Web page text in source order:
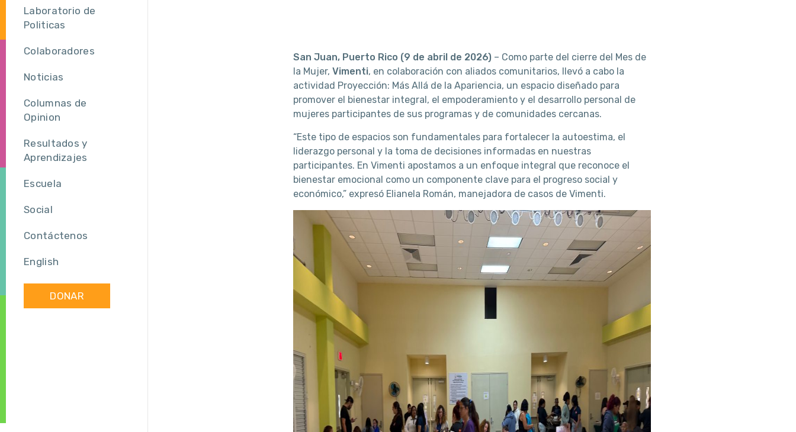
Laboratorio de
Politicas
Colaboradores
Noticias
Columnas de
Opinion
Resultados y
Aprendizajes
Escuela
Social
Contáctenos
English
DONAR
San Juan, Puerto Rico (9 de abril de 2026) – Como parte del cierre del Mes de
la Mujer,Vimenti, en colaboración con aliados comunitarios, llevó a cabo la
actividad Proyección: Más Allá de la Apariencia, un espacio diseñado para
promover el bienestar integral, el empoderamiento y el desarrollo personal de
mujeres participantes de sus programas y de comunidades cercanas.
“Este tipo de espacios son fundamentales para fortalecer la autoestima, el
liderazgo personal y la toma de decisiones informadas en nuestras
participantes. En Vimenti apostamos a un enfoque integral que reconoce el
bienestar emocional como un componente clave para el progreso social y
económico,” expresó Elianela Román, manejadora de casos de Vimenti.